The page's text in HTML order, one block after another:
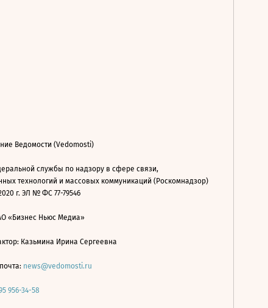
Ведомости (Vedomosti)
службы по надзору в сфере связи,
технологий и массовых коммуникаций (Роскомнадзор)
г. ЭЛ № ФС 77-79546
«Бизнес Ньюс Медиа»
Казьмина Ирина Сергеевна
news@vedomosti.ru
956-34-58